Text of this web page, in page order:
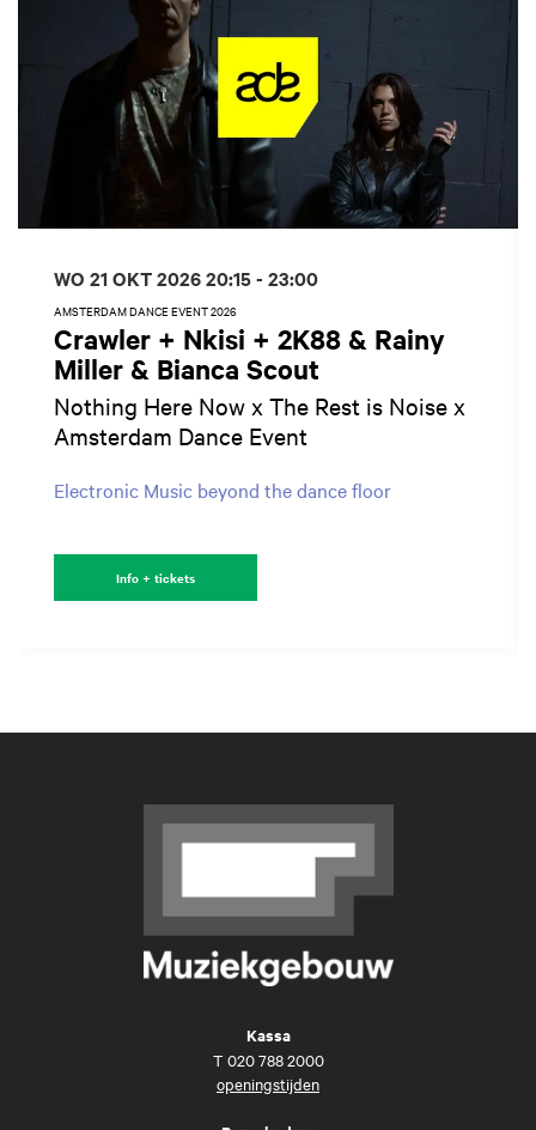
Crawler + Nkisi + 2K88 & Rainy
Miller & Bianca Scout
Nothing Here Now x The Rest is Noise x
Amsterdam Dance Event
AMSTERDAM DANCE EVENT 2026
Electronic Music beyond the dance floor
WO 21 OKT 202620:15 - 23:00
Info + tickets
Kassa
T 020 788 2000
openingstijden